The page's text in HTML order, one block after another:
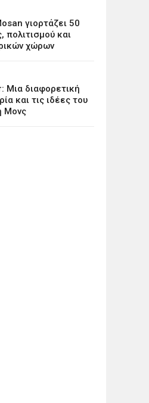
γιορτάζει 50
πολιτισμού και
χώρων
Μια διαφορετική
και τις ιδέες του
Μονς